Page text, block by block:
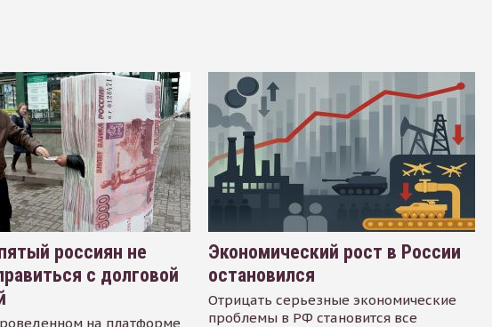
россиян не
с долговой
на платформе
Экономический рост в России
остановился
Отрицать серьезные экономические
проблемы в РФ становится все